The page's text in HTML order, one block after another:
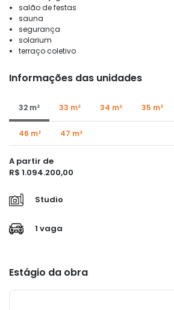
salão de festas
sauna
segurança
solarium
terraço coletivo
Informações das unidades
32 m² 33 m² 34 m² 35 m²
46 m² 47 m²
A partir de
R$ 1.094.200,00
Studio
1 vaga
Estágio da obra